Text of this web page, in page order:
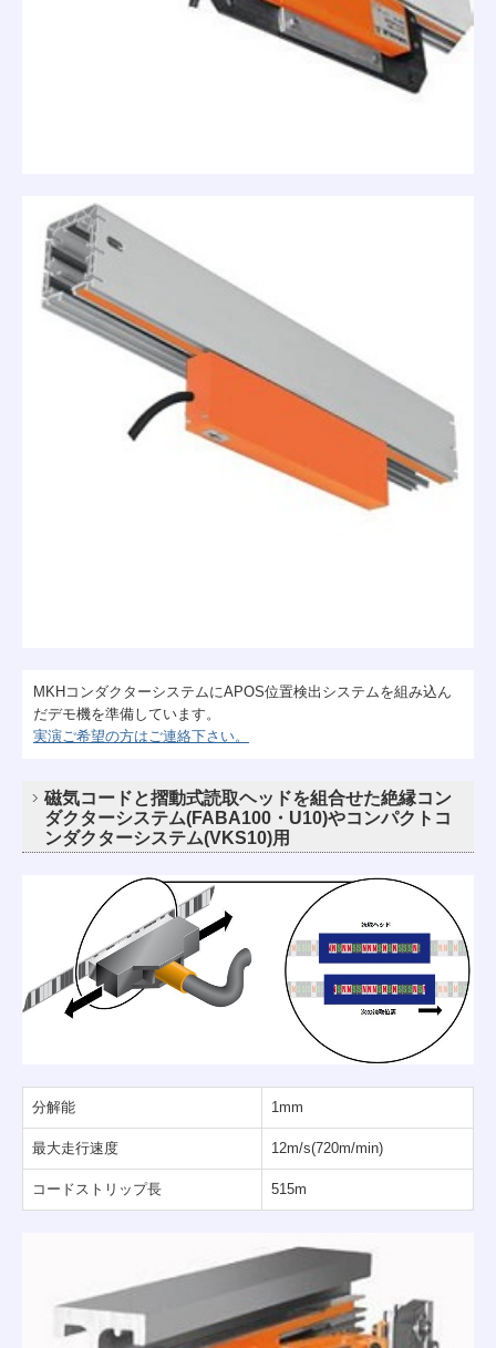
MKHコンダクターシステムにAPOS位置検出システムを組み込ん
だデモ機を準備しています。
実演ご希望の方はご連絡下さい。
磁気コードと摺動式読取ヘッドを組合せた絶縁コン
ダクターシステム(FABA100・U10)やコンパクトコ
ンダクターシステム(VKS10)用
分解能 1mm
最大走行速度 12m/s(720m/min)
コードストリップ長 515m